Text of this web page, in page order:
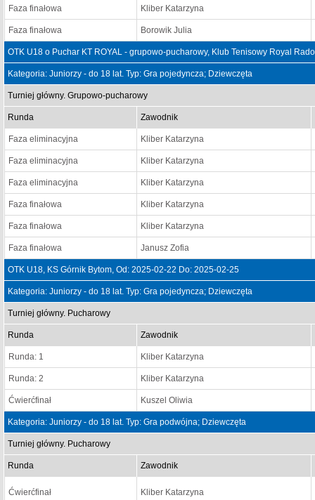
Faza finałowa Kliber Katarzyna
Faza finałowa Borowik Julia
OTK U18 o Puchar KT ROYAL - grupowo-pucharowy, Klub Tenisowy Royal
Kategoria: Juniorzy - do 18 lat. Typ: Gra pojedyncza; Dziewczęta
Turniej główny. Grupowo-pucharowy
Runda Zawodnik
Faza eliminacyjna Kliber Katarzyna
Faza eliminacyjna Kliber Katarzyna
Faza eliminacyjna Kliber Katarzyna
Faza finałowa Kliber Katarzyna
Faza finałowa Kliber Katarzyna
Faza finałowa Janusz Zofia
OTK U18, KS Górnik Bytom, Od: 2025-02-22 Do: 2025-02-25
Kategoria: Juniorzy - do 18 lat. Typ: Gra pojedyncza; Dziewczęta
Turniej główny. Pucharowy
Runda Zawodnik
Runda: 1 Kliber Katarzyna
Runda: 2 Kliber Katarzyna
Ćwierćfinał Kuszel Oliwia
Kategoria: Juniorzy - do 18 lat. Typ: Gra podwójna; Dziewczęta
Turniej główny. Pucharowy
Runda Zawodnik
Ćwierćfinał Kliber Katarzyna